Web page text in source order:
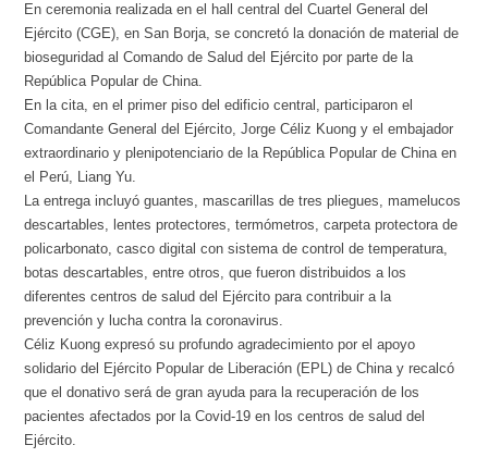
En ceremonia realizada en el hall central del Cuartel General del
Ejército (CGE), en San Borja, se concretó la donación de material de
bioseguridad al Comando de Salud del Ejército por parte de la
República Popular de China.
En la cita, en el primer piso del edificio central, participaron el
Comandante General del Ejército, Jorge Céliz Kuong y el embajador
extraordinario y plenipotenciario de la República Popular de China en
el Perú, Liang Yu.
La entrega incluyó guantes, mascarillas de tres pliegues, mamelucos
descartables, lentes protectores, termómetros, carpeta protectora de
policarbonato, casco digital con sistema de control de temperatura,
botas descartables, entre otros, que fueron distribuidos a los
diferentes centros de salud del Ejército para contribuir a la
prevención y lucha contra la coronavirus.
Céliz Kuong expresó su profundo agradecimiento por el apoyo
solidario del Ejército Popular de Liberación (EPL) de China y recalcó
que el donativo será de gran ayuda para la recuperación de los
pacientes afectados por la Covid-19 en los centros de salud del
Ejército.